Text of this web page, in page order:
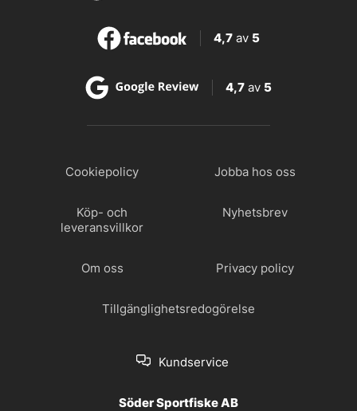
4,7 av 5
4,7 av 5
Cookiepolicy Jobba hos oss
Köp- och
leveransvillkor
Nyhetsbrev
Om oss Privacy policy
Tillgänglighetsredogörelse
Kundservice
Söder Sportfiske AB